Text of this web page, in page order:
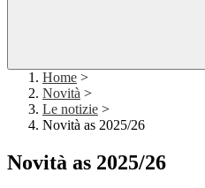
Home >
Novità >
Le notizie >
Novità as 2025/26
Novità as 2025/26